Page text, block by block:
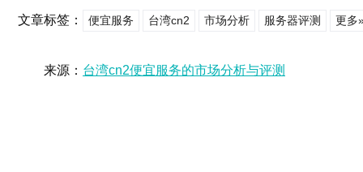
文章标签： 便宜服务 台湾cn2 市场分析 服务器评测 更多
来源： 台湾cn2便宜服务的市场分析与评测